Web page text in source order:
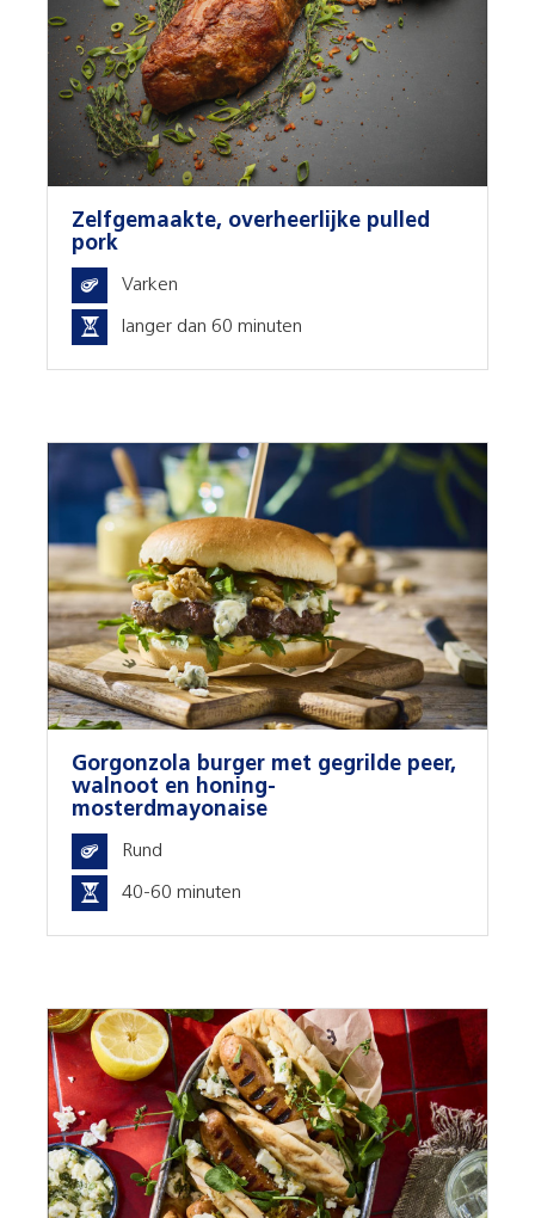
Zelfgemaakte, overheerlijke pulled
pork
Varken
langer dan 60 minuten
Gorgonzola burger met gegrilde peer,
walnoot en honing-
mosterdmayonaise
Rund
40-60 minuten